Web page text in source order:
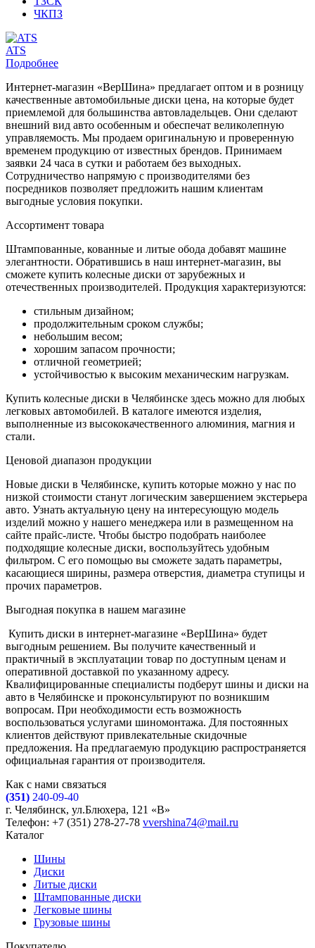
ЧКПЗ
ATS
Подробнее
Интернет-магазин «ВерШина» предлагает оптом и в розницу
качественные автомобильные диски цена, на которые будет
приемлемой для большинства автовладельцев. Они сделают
внешний вид авто особенным и обеспечат великолепную
управляемость. Мы продаем оригинальную и проверенную
временем продукцию от известных брендов. Принимаем
заявки 24 часа в сутки и работаем без выходных.
Сотрудничество напрямую с производителями без
посредников позволяет предложить нашим клиентам
выгодные условия покупки.
Ассортимент товара
Штампованные, кованные и литые обода добавят машине
элегантности. Обратившись в наш интернет-магазин, вы
сможете купить колесные диски от зарубежных и
отечественных производителей. Продукция характеризуются:
стильным дизайном;
продолжительным сроком службы;
небольшим весом;
хорошим запасом прочности;
отличной геометрией;
устойчивостью к высоким механическим нагрузкам.
Купить колесные диски в Челябинске здесь можно для любых
легковых автомобилей. В каталоге имеются изделия,
выполненные из высококачественного алюминия, магния и
стали.
Ценовой диапазон продукции
Новые диски в Челябинске, купить которые можно у нас по
низкой стоимости станут логическим завершением экстерьера
авто. Узнать актуальную цену на интересующую модель
изделий можно у нашего менеджера или в размещенном на
сайте прайс-листе. Чтобы быстро подобрать наиболее
подходящие колесные диски, воспользуйтесь удобным
фильтром. С его помощью вы сможете задать параметры,
касающиеся ширины, размера отверстия, диаметра ступицы и
прочих параметров.
Выгодная покупка в нашем магазине
Купить диски в интернет-магазине «ВерШина» будет
выгодным решением. Вы получите качественный и
практичный в эксплуатации товар по доступным ценам и
оперативной доставкой по указанному адресу.
Квалифицированные специалисты подберут шины и диски на
авто в Челябинске и проконсультируют по возникшим
вопросам. При необходимости есть возможность
воспользоваться услугами шиномонтажа. Для постоянных
клиентов действуют привлекательные скидочные
предложения. На предлагаемую продукцию распространяется
официальная гарантия от производителя.
Как с нами связаться
(351) 240-09-40
г. Челябинск, ул.Блюхера, 121 «В»
Телефон: +7 (351) 278-27-78 vvershina74@mail.ru
Каталог
Шины
Диски
Литые диски
Штампованные диски
Легковые шины
Грузовые шины